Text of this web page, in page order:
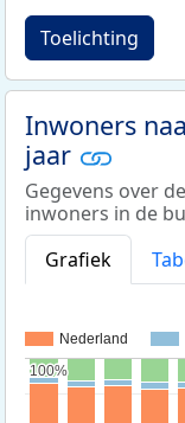
Toelichting
Inwoners
jaar
Gegevens over
inwoners in de
Grafiek
Nederland
100%
100%